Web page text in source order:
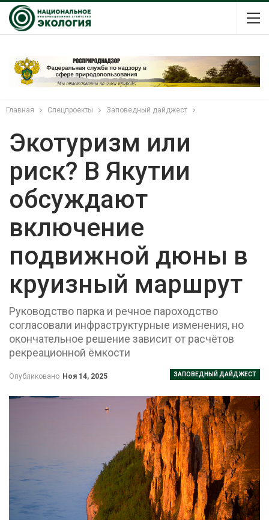
Главная Спецпроекты Заповедный дайджест
Экотуризм или
риск? В Якутии
обсуждают
включение
подвижной дюны в
круизный маршрут
Руководство парка и речное пароходство
согласовали инфраструктурные изменения, но
окончательное решение зависит от расчётов
рекреационной ёмкости
ЗАПОВЕДНЫЙ ДАЙДЖЕСТ
Опубликовано Ноя 14, 2025